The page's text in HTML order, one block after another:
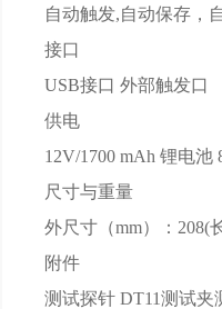
自动触发,自动保存，
接口
USB接口 外部触发口
供电
12V/1700 mAh 锂电
尺寸与重量
外尺寸（mm）：208(
附件
测试探针 DT11测试